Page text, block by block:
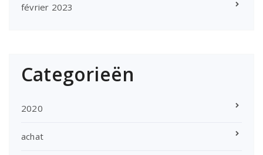
février 2023
Categorieën
2020
achat